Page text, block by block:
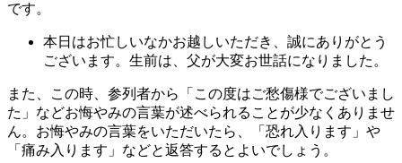
です。
本日はお忙しいなかお越しいただき、誠にありがとう
ございます。生前は、父が大変お世話になりました。
また、この時、参列者から「この度はご愁傷様でございまし
た」などお悔やみの言葉が述べられることが少なくありませ
ん。お悔やみの言葉をいただいたら、「恐れ入ります」や
「痛み入ります」などと返答するとよいでしょう。